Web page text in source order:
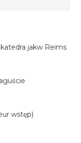
jakw Reims
wstęp)